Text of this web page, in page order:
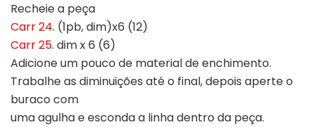
Recheie a peça
Carr 24. (1pb, dim)x6 (12)
Carr 25. dim x 6 (6)
Adicione um pouco de material de enchimento.
Trabalhe as diminuições até o final, depois aperte o
buraco com
uma agulha e esconda a linha dentro da peça.